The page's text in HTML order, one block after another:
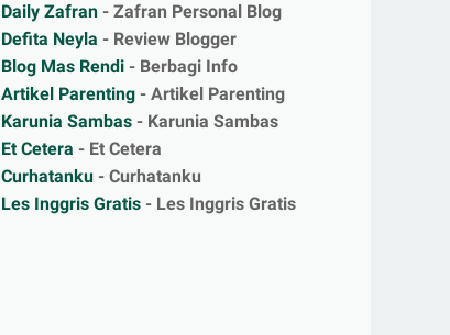
Daily Zafran - Zafran Personal Blog
Defita Neyla - Review Blogger
Blog Mas Rendi - Berbagi Info
Artikel Parenting - Artikel Parenting
Karunia Sambas - Karunia Sambas
Et Cetera - Et Cetera
Curhatanku - Curhatanku
Les Inggris Gratis - Les Inggris Gratis